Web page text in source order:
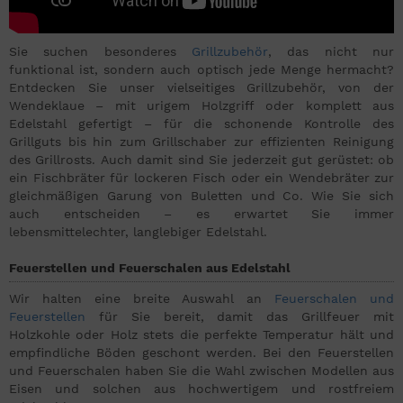
Sie suchen besonderes Grillzubehör, das nicht nur
funktional ist, sondern auch optisch jede Menge hermacht?
Entdecken Sie unser vielseitiges Grillzubehör, von der
Wendeklaue – mit urigem Holzgriff oder komplett aus
Edelstahl gefertigt – für die schonende Kontrolle des
Grillguts bis hin zum Grillschaber zur effizienten Reinigung
des Grillrosts. Auch damit sind Sie jederzeit gut gerüstet: ob
ein Fischbräter für lockeren Fisch oder ein Wendebräter zur
gleichmäßigen Garung von Buletten und Co. Wie Sie sich
auch entscheiden – es erwartet Sie immer
lebensmittelechter, langlebiger Edelstahl.
Feuerstellen und Feuerschalen aus Edelstahl
Wir halten eine breite Auswahl an Feuerschalen und
Feuerstellen für Sie bereit, damit das Grillfeuer mit
Holzkohle oder Holz stets die perfekte Temperatur hält und
empfindliche Böden geschont werden. Bei den Feuerstellen
und Feuerschalen haben Sie die Wahl zwischen Modellen aus
Eisen und solchen aus hochwertigem und rostfreiem